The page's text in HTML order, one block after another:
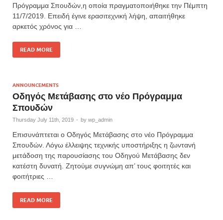
Πρόγραμμα Σπουδών,η οποία πραγματοποιήθηκε την Πέμπτη
11/7/2019. Επειδή έγινε ερασιτεχνική λήψη, απαιτήθηκε
αρκετός χρόνος για …
READ MORE
ANNOUNCEMENTS
Οδηγός Μετάβασης στο νέο Πρόγραμμα
Σπουδών
Thursday July 11th, 2019 - by wp_admin
Επισυνάπτεται ο Οδηγός Μετάβασης στο νέο Πρόγραμμα
Σπουδών. Λόγω έλλειψης τεχνικής υποστήριξης η ζωντανή
μετάδοση της παρουσίασης του Οδηγού Μετάβασης δεν
κατέστη δυνατή. Ζητούμε συγνώμη απ’ τους φοιτητές και
φοιτήτριες …
READ MORE